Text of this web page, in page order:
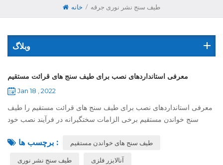
خانه / طیف سنج نشر نوری جرقه
وبلاگ
معرفی استانداردهای نصب برای طیف سنج های قرائت مستقیم
Jan 18 , 2022
معرفی استانداردهای نصب برای طیف سنج های قرائت مستقیم را طیف
سنج خواندن مستقیم برخی الزامات سختگیرانه در فرآیند نصب خود
صورت درجه متنا...برچسب ها : طیف سنج های خواندن مستقیم
طیف سنج نشر نوری آنالایزر فلزی